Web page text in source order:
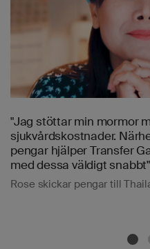
"Jag stöttar min mormor
sjukvårdskostnader.
pengar hjälper Transfer
med dessa väldigt snabbt"
Rose skickar pengar till